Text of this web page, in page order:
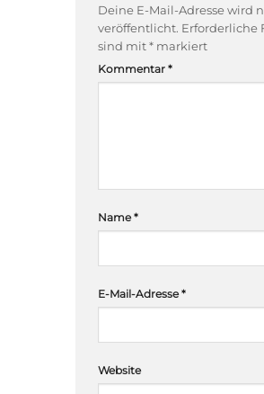
Deine E-Mail-Adresse wird
veröffentlicht. Erforderliche
sind mit * markiert
Kommentar *
Name*
E-Mail-Adresse*
Website